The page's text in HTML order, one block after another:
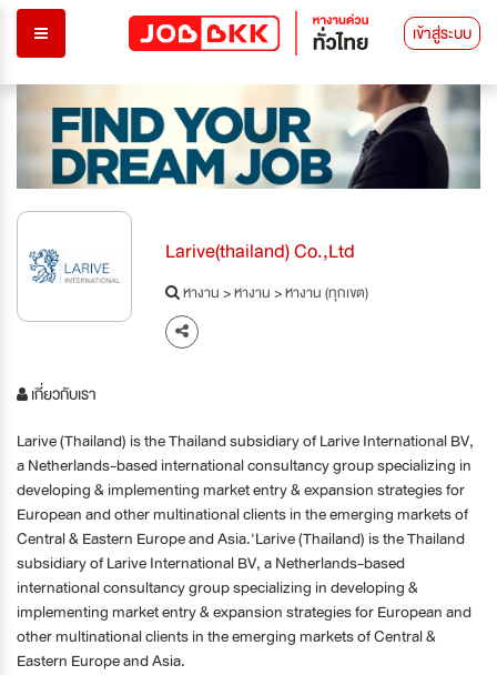
เข้าสู่ระบบ
Larive(thailand) Co.,Ltd
หางาน>หางาน>หางาน (ทุกเขต)
เกี่ยวกับเรา
Larive (Thailand) is the Thailand subsidiary of Larive International BV,
a Netherlands-based international consultancy group specializing in
developing & implementing market entry & expansion strategies for
European and other multinational clients in the emerging markets of
Central & Eastern Europe and Asia.'Larive (Thailand) is the Thailand
subsidiary of Larive International BV, a Netherlands-based
international consultancy group specializing in developing &
implementing market entry & expansion strategies for European and
other multinational clients in the emerging markets of Central &
Eastern Europe and Asia.